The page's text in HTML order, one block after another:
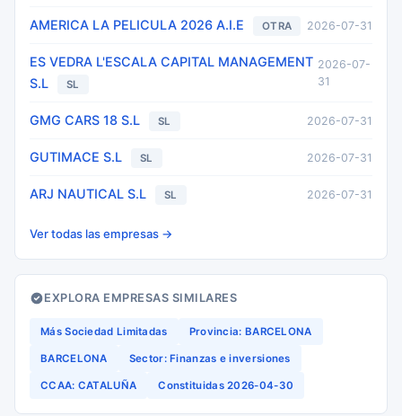
AMERICA LA PELICULA 2026 A.I.E OTRA 2026-07-31
ES VEDRA L'ESCALA CAPITAL MANAGEMENT
S.L
SL
2026-07-
31
GMG CARS 18 S.L SL 2026-07-31
GUTIMACE S.L SL 2026-07-31
ARJ NAUTICAL S.L SL 2026-07-31
Ver todas las empresas →
EXPLORA EMPRESAS SIMILARES
Más Sociedad Limitadas Provincia: BARCELONA
BARCELONA Sector: Finanzas e inversiones
CCAA: CATALUÑA Constituidas 2026-04-30